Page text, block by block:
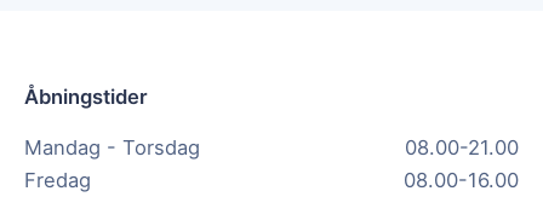
Åbningstider
Mandag - Torsdag
08.00-21.00
Fredag
08.00-16.00